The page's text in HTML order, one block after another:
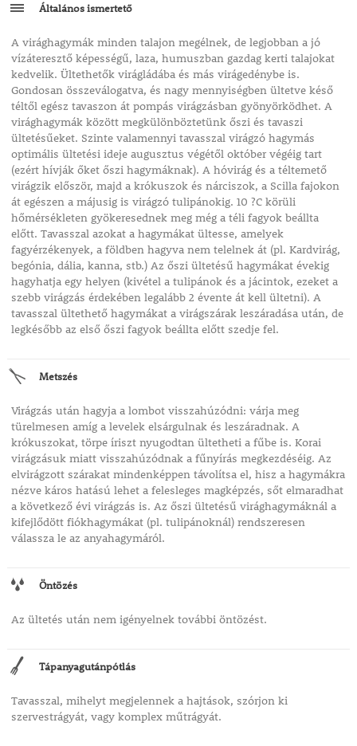
Általános ismertető
A virághagymák minden talajon megélnek, de legjobban a jó
vízáteresztő képességű, laza, humuszban gazdag kerti talajokat
kedvelik. Ültethetők virágládába és más virágedénybe is.
Gondosan összeválogatva, és nagy mennyiségben ültetve késő
téltől egész tavaszon át pompás virágzásban gyönyörködhet. A
virághagymák között megkülönböztetünk őszi és tavaszi
ültetésűeket. Szinte valamennyi tavasszal virágzó hagymás
optimális ültetési ideje augusztus végétől október végéig tart
(ezért hívják őket őszi hagymáknak). A hóvirág és a téltemető
virágzik először, majd a krókuszok és nárciszok, a Scilla fajokon
át egészen a májusig is virágzó tulipánokig. 10 ?C körüli
hőmérsékleten gyökeresednek meg még a téli fagyok beállta
előtt. Tavasszal azokat a hagymákat ültesse, amelyek
fagyérzékenyek, a földben hagyva nem telelnek át (pl. Kardvirág,
begónia, dália, kanna, stb.) Az őszi ültetésű hagymákat évekig
hagyhatja egy helyen (kivétel a tulipánok és a jácintok, ezeket a
szebb virágzás érdekében legalább 2 évente át kell ültetni). A
tavasszal ültethető hagymákat a virágszárak leszáradása után, de
legkésőbb az első őszi fagyok beállta előtt szedje fel.
Metszés
Virágzás után hagyja a lombot visszahúzódni: várja meg
türelmesen amíg a levelek elsárgulnak és leszáradnak. A
krókuszokat, törpe íriszt nyugodtan ültetheti a fűbe is. Korai
virágzásuk miatt visszahúzódnak a fűnyírás megkezdéséig. Az
elvirágzott szárakat mindenképpen távolítsa el, hisz a hagymákra
nézve káros hatású lehet a felesleges magképzés, sőt elmaradhat
a következő évi virágzás is. Az őszi ültetésű virághagymáknál a
kifejlődött fiókhagymákat (pl. tulipánoknál) rendszeresen
válassza le az anyahagymáról.
Öntözés
Az ültetés után nem igényelnek további öntözést.
Tápanyagutánpótlás
Tavasszal, mihelyt megjelennek a hajtások, szórjon ki
szervestrágyát, vagy komplex műtrágyát.